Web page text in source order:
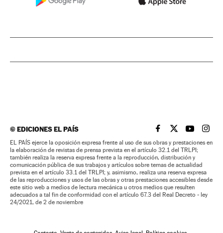
©EDICIONES EL PAÍS EL PAÍS BRASIL EN
EL PAÍSEL PAÍS
EL
EL PAÍS ejerce la oposición expresa frente al uso de sus obras y prestaciones en
la elaboración de revistas de prensa prevista en el artículo 32.1 del TRLPI;
también realiza la reserva expresa frente a la reproducción, distribución y
comunicación pública de sus trabajos y artículos sobre temas de actualidad
prevista en el artículo 33.1 del TRLPI; y, asimismo, realiza una reserva expresa
de las reproducciones y usos de las obras y otras prestaciones accesibles desde
este sitio web a medios de lectura mecánica u otros medios que resulten
adecuados a tal fin de conformidad con el artículo 67.3 del Real Decreto - ley
24/2021, de 2 de noviembre